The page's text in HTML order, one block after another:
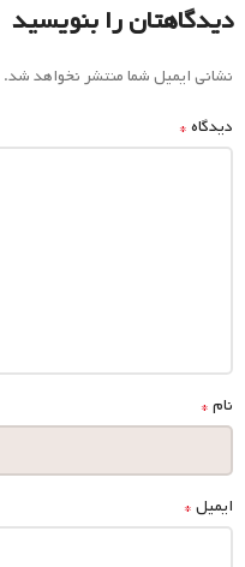
دیدگاهتان را بنویسید
نشانی ایمیل شما منتشر نخواهد شد.
دیدگاه*
نام*
ایمیل*